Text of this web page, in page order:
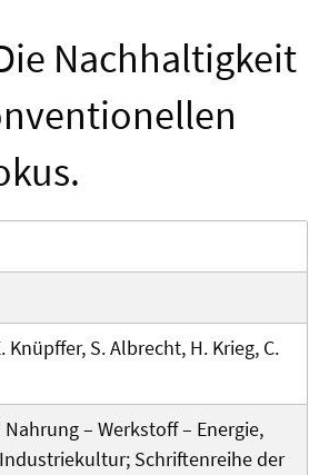
Nachhaltigkeit
S. Albrecht, H. Krieg, C.
– Werkstoff – Energie,
Schriftenreihe der